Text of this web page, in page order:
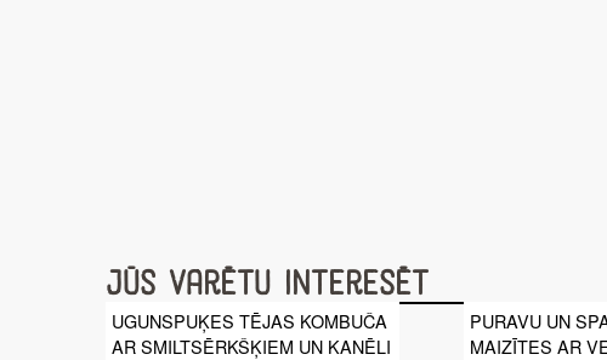
Jūs varētu interesēt
UGUNSPUĶES TĒJAS KOMBUČA
AR SMILTSĒRKŠĶIEM UN KANĒLI
PURAVU UN
MAIZĪTES AR